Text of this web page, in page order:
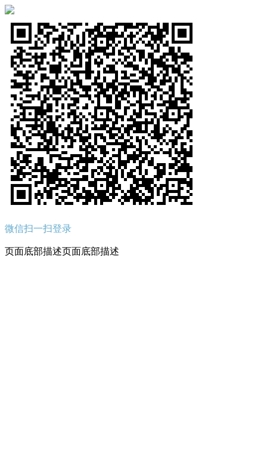
微信扫一扫登录
页面底部描述页面底部描述